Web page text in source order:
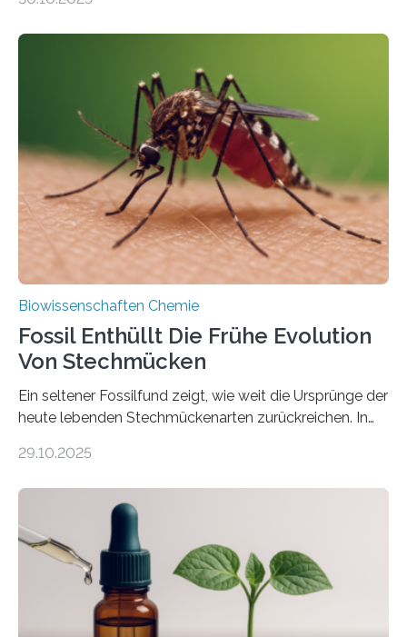
Landpflanzen zählen zu den komplexesten
Grünalgen, die vor Hunderten von Millionen Jahren
lebten. Unter den Vorfahren sticht eine Gruppe heraus,
die noch heute in der Natur vorkommt: die
Süßwasseralge Coleochaetophyceae. Einige Arten
dieser Gruppe bilden aus Zellfäden dichte Geflechte
mit scheibenförmiger Gestalt. Was auffällig ist: Die
nächsten…
Biowissenschaften Chemie
Fossil Enthüllt Die Frühe Evolution
Von Stechmücken
Ein seltener Fossilfund zeigt, wie weit die Ursprünge der
heute lebenden Stechmückenarten zurückreichen. In
Forschende die bisher älteste bekannte Stechmücken-
Region Kachin in Myanmar und hat sich in
ausgezeichnetem Zustand erhalten. Es konnte als neue
Art einer neuen Gattung beschrieben werden und trägt
nun den Namen Cretosabethes primaevus. Dieser erste
fossile Nachweis einer Stechmückenlarve in Bernstein
stellt gleichzeitig den ersten Fossilfund einer
29.10.2025